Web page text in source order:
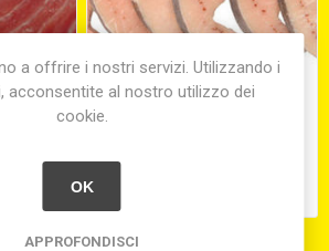
PESCE SPADA A FETTE
a offrire i nostri servizi. Utilizzando i
acconsentite al nostro utilizzo dei
cookie.
OK
APPROFONDISCI